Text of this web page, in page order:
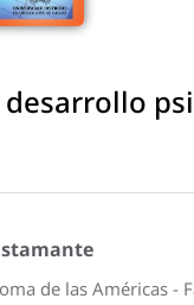
desarrollo
de las Américas -